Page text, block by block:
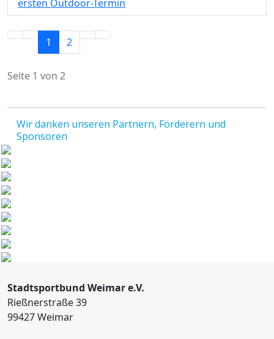
ersten Outdoor-Termin
1 2
Seite 1 von 2
Wir danken unseren Partnern, Förderern und
Sponsoren
Stadtsportbund Weimar e.V.
Rießnerstraße 39
99427 Weimar